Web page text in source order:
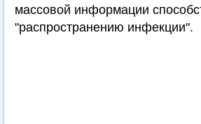
массовой информации
"распространению инфекции".